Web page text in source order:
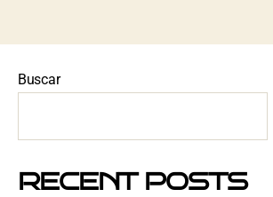
Buscar
RECENT POSTS